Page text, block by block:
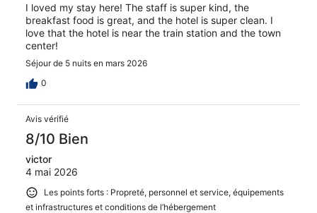
I loved my stay here! The staff is super kind, the
breakfast food is great, and the hotel is super clean. I
love that the hotel is near the train station and the town
center!
Séjour de 5 nuits en mars 2026
0
Avis vérifié
8/10 Bien
victor
4 mai 2026
Les points forts : Propreté, personnel et service, équipements
et infrastructures et conditions de l’hébergement